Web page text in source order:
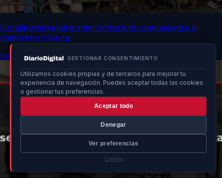
GESTIONAR CONSENTIMIENTO
Utilizamos cookies propias y de terceros para mejorar tu
experiencia de navegación. Puedes aceptar todas las cookies
o gestionar tus preferencias.
Aceptar todo
Denegar
Ver preferencias
Cookies
Fiscalía intervendrá ante rechazo de comunidades a
menores en Ceuta
hace 33 min